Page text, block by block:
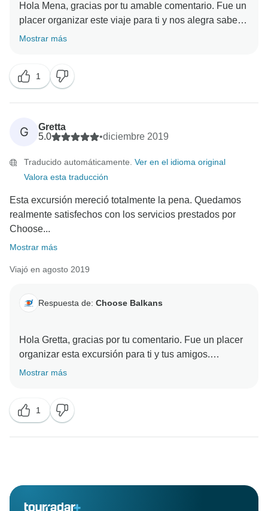
Hola Mena, gracias por tu amable comentario. Fue un
placer organizar este viaje para ti y nos alegra saber
que lo disfrutaste. Saludos cordiales, equipo de
Mostrar más
1
G
Gretta
5.0
•diciembre 2019
Traducido automáticamente. Ver en el idioma original
Valora esta traducción
Esta excursión mereció totalmente la pena. Quedamos
realmente satisfechos con los servicios prestados por
Choose...
Mostrar más
Viajó en agosto 2019
Respuesta de: Choose Balkans
Hola Gretta, gracias por tu comentario. Fue un placer
organizar esta excursión para ti y tus amigos.
Esperamos volver a veros. Saludos cordiales, Equipo
Mostrar más
1